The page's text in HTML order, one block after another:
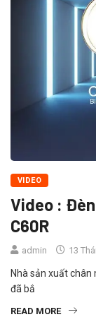
VIDEO
Video :
C60R
admin 13
Nhà sản xuất chân
đã bắ
READ MORE